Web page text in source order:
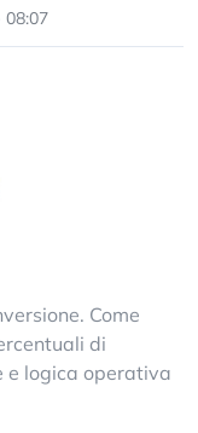
08:07
Come
di
e logica operativa